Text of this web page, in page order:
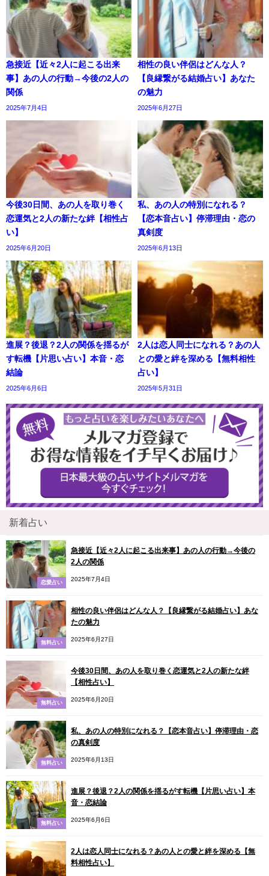
急接近【近々2人に起こる出来
事】あの人の行動→今後の2人の
関係
2025年7月4日
相性の良い伴侶はどんな人？
【良縁繋がる結婚占い】あなた
の魅力
2025年6月27日
今後30日間、あの人を取り巻く
恋運気と2人の新たな絆【相性占
い】
2025年6月20日
私、あの人の特別になれる？
【恋本音占い】停滞理由・恋の
真剣度
2025年6月13日
進展？後退？2人の関係を揺るが
す転機【片思い占い】本音・恋
結論
2025年6月6日
2人は恋人同士になれる？あの人
との愛と絆を深める【無料相性
占い】
2025年5月31日
新着占い
恋愛占い
急接近【近々2人に起こる出来事】あの人の行動→今後の
2人の関係
2025年7月4日
無料占い
相性の良い伴侶はどんな人？【良縁繋がる結婚占い】あな
たの魅力
2025年6月27日
無料占い
今後30日間、あの人を取り巻く恋運気と2人の新たな絆
【相性占い】
2025年6月20日
無料占い
私、あの人の特別になれる？【恋本音占い】停滞理由・恋
の真剣度
2025年6月13日
無料占い
進展？後退？2人の関係を揺るがす転機【片思い占い】本
音・恋結論
2025年6月6日
2人は恋人同士になれる？あの人との愛と絆を深める【無
料相性占い】